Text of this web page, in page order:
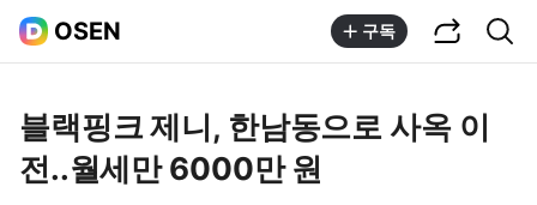
OSEN 구독
블랙핑크 제니, 한남동으로 사옥 이
전..월세만 6000만 원